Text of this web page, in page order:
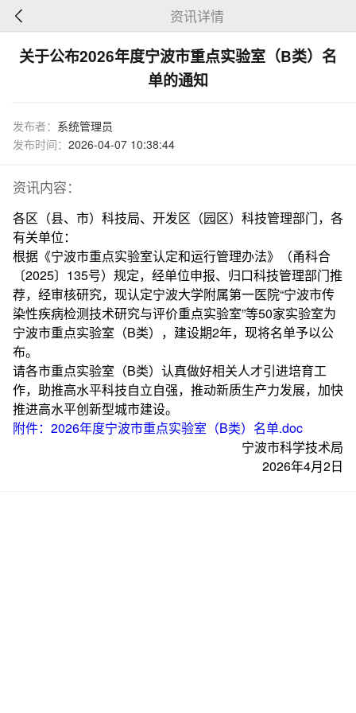
资讯详情
关于公布2026年度宁波市重点实验室（B类）名
单的通知
发布者： 系统管理员
发布时间： 2026-04-07 10:38:44
资讯内容：
各区（县、市）科技局、开发区（园区）科技管理部门，各
有关单位：
根据《宁波市重点实验室认定和运行管理办法》（甬科合
〔2025〕135号）规定，经单位申报、归口科技管理部门推
荐，经审核研究，现认定宁波大学附属第一医院“宁波市传
染性疾病检测技术研究与评价重点实验室”等50家实验室为
宁波市重点实验室（B类），建设期2年，现将名单予以公
布。
请各市重点实验室（B类）认真做好相关人才引进培育工
作，助推高水平科技自立自强，推动新质生产力发展，加快
推进高水平创新型城市建设。
附件：2026年度宁波市重点实验室（B类）名单.doc
宁波市科学技术局
2026年4月2日